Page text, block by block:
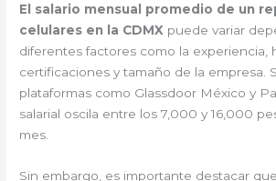
El salario mensual promedio de un
celulares en la CDMX puede variar
diferentes factores como la experiencia,
certificaciones y tamaño de la empresa.
plataformas como Glassdoor México y
salarial oscila entre los 7,000 y 16,000
mes.
Sin embargo, es importante destacar